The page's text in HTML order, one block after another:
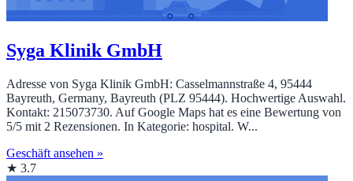
Syga Klinik GmbH
Adresse von Syga Klinik GmbH: Casselmannstraße 4, 95444
Bayreuth, Germany, Bayreuth (PLZ 95444). Hochwertige Auswahl.
Kontakt: 215073730. Auf Google Maps hat es eine Bewertung von
5/5 mit 2 Rezensionen. In Kategorie: hospital. W...
Geschäft ansehen »
★ 3.7